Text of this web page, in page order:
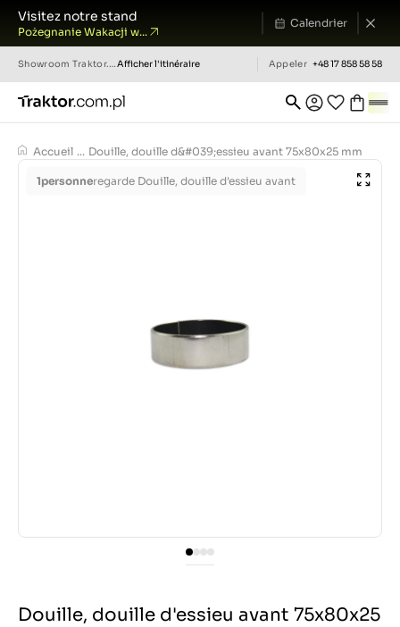
Visitez notre stand
Pożegnanie Wakacji w...
Calendrier
Showroom Traktor.com.pl Afficher l'itinéraire Appeler +48 17 858 58 58
Accueil ... Douille, douille d&#039;essieu avant 75x80x25 mm
1personneregarde Douille, douille d'essieu avant
Douille, douille d'essieu avant 75x80x25